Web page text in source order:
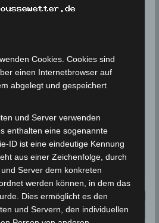
3 Sep – Fr, 4 Sep
1882 Views
Stunden zwischen
Freitag, 4 Sep 2020, 7 Uhr,
in
Cookies. Cookies sind
einen Internetbrowser auf
abgelegt und gespeichert
und Server verwenden
enthalten eine sogenannte
ID ist eine eindeutige Kennung
aus einer Zeichenfolge, durch
Server dem konkreten
werden können, in dem das
Dies ermöglicht es den
und Servern, den individuellen